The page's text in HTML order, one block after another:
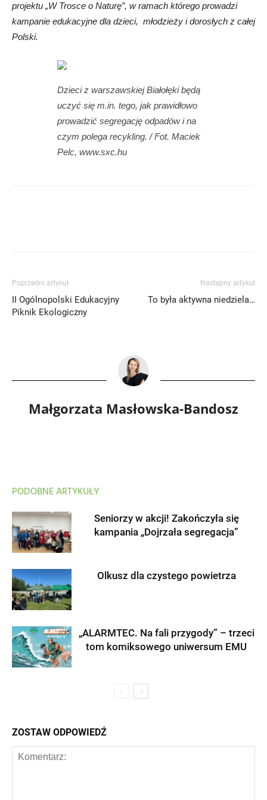
projektu „W Trosce o Naturę”, w ramach którego prowadzi
kampanie edukacyjne dla dzieci, młodzieży i dorosłych z całej
Polski.
Dzieci z warszawskiej Białołęki będą
uczyć się m.in. tego, jak prawidłowo
prowadzić segregację odpadów i na
czym polega recykling. / Fot. Maciek
Pelc, www.sxc.hu
Poprzedni artykuł
II Ogólnopolski Edukacyjny
Piknik Ekologiczny
Następny artykuł
To była aktywna niedziela…
Małgorzata Masłowska-Bandosz
PODOBNE ARTYKUŁY
Seniorzy w akcji! Zakończyła się
kampania „Dojrzała segregacja”
Olkusz dla czystego powietrza
„ALARMTEC. Na fali przygody” – trzeci
tom komiksowego uniwersum EMU
ZOSTAW ODPOWIEDŹ